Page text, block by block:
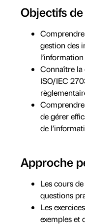
Objectifs
gestion des
l’information
Connaître
ISO/IEC
de gérer
de
Approche
Les cours
questions
Les
exemples et